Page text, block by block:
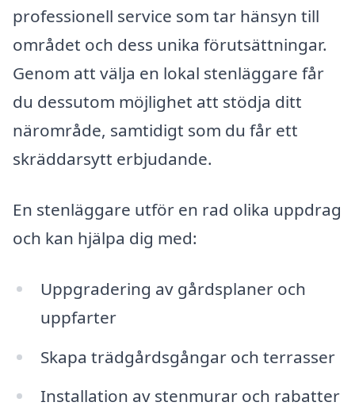
professionell service som tar hänsyn till
området och dess unika förutsättningar.
Genom att välja en lokal stenläggare får
du dessutom möjlighet att stödja ditt
närområde, samtidigt som du får ett
skräddarsytt erbjudande.
En stenläggare utför en rad olika uppdrag
och kan hjälpa dig med:
Uppgradering av gårdsplaner och
uppfarter
Skapa trädgårdsgångar och terrasser
Installation av stenmurar och rabatter